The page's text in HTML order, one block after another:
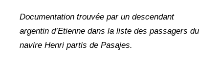
Documentation trouvée par un descendant
argentin d’Etienne dans la liste des passagers du
navire Henri partis de Pasajes.